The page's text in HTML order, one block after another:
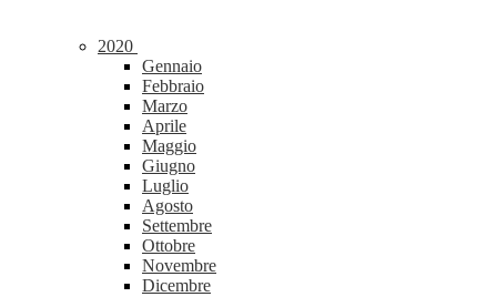
2020
Gennaio
Febbraio
Marzo
Aprile
Maggio
Giugno
Luglio
Agosto
Settembre
Ottobre
Novembre
Dicembre